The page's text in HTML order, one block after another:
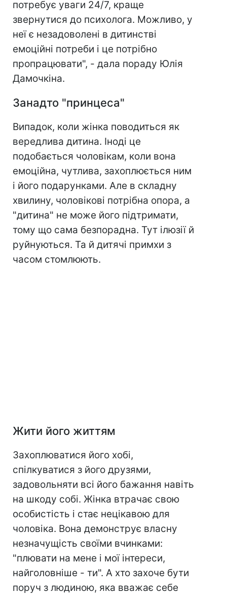
потребує уваги 24/7, краще
звернутися до психолога. Можливо, у
неї є незадоволені в дитинстві
емоційні потреби і це потрібно
пропрацювати", - дала пораду Юлія
Дамочкіна.
Занадто "принцеса"
Випадок, коли жінка поводиться як
вередлива дитина. Іноді це
подобається чоловікам, коли вона
емоційна, чутлива, захоплюється ним
і його подарунками. Але в складну
хвилину, чоловікові потрібна опора, а
"дитина" не може його підтримати,
тому що сама безпорадна. Тут ілюзії й
руйнуються. Та й дитячі примхи з
часом стомлюють.
Жити його життям
Захоплюватися його хобі,
спілкуватися з його друзями,
задовольняти всі його бажання навіть
на шкоду собі. Жінка втрачає свою
особистість і стає нецікавою для
чоловіка. Вона демонструє власну
незначущість своїми вчинками:
"плювати на мене і мої інтереси,
найголовніше - ти". А хто захоче бути
поруч з людиною, яка вважає себе